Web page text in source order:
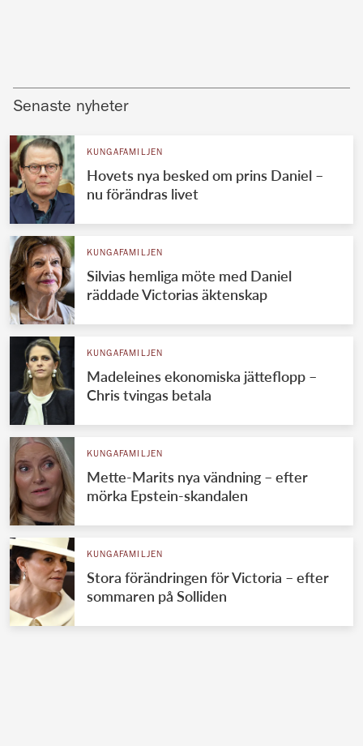
Senaste nyheter
KUNGAFAMILJEN
Hovets nya besked om prins Daniel –
nu förändras livet
KUNGAFAMILJEN
Silvias hemliga möte med Daniel
räddade Victorias äktenskap
KUNGAFAMILJEN
Madeleines ekonomiska jätteflopp –
Chris tvingas betala
KUNGAFAMILJEN
Mette-Marits nya vändning – efter
mörka Epstein-skandalen
KUNGAFAMILJEN
Stora förändringen för Victoria – efter
sommaren på Solliden